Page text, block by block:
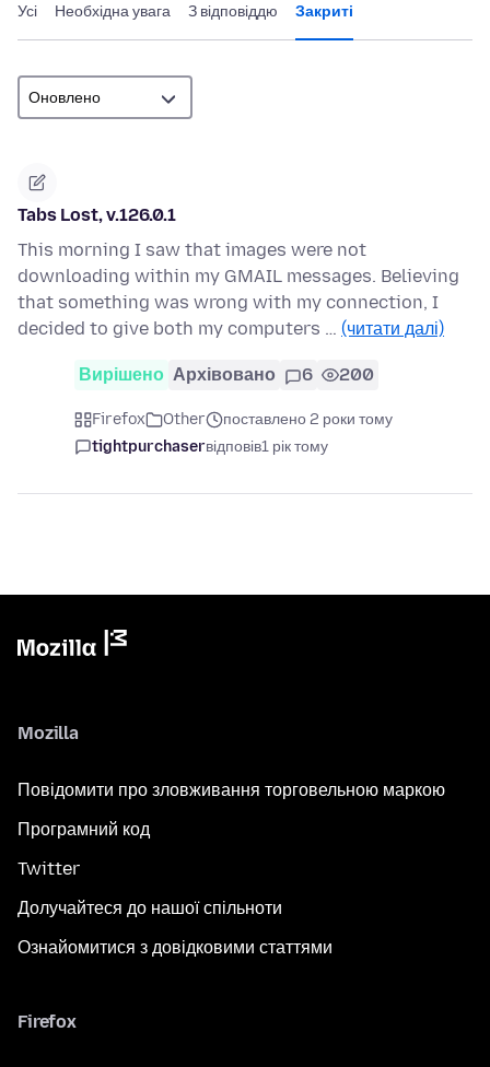
Усі Необхідна увага З відповіддю Закриті
Tabs Lost, v.126.0.1
This morning I saw that images were not
downloading within my GMAIL messages. Believing
that something was wrong with my connection, I
decided to give both my computers … (читати далі)
Вирішено Архівовано 6 200
Firefox Other
поставлено 2 роки тому
tightpurchaserвідповів1 рік тому
Mozilla
Повідомити про зловживання торговельною маркою
Програмний код
Twitter
Долучайтеся до нашої спільноти
Ознайомитися з довідковими статтями
Firefox